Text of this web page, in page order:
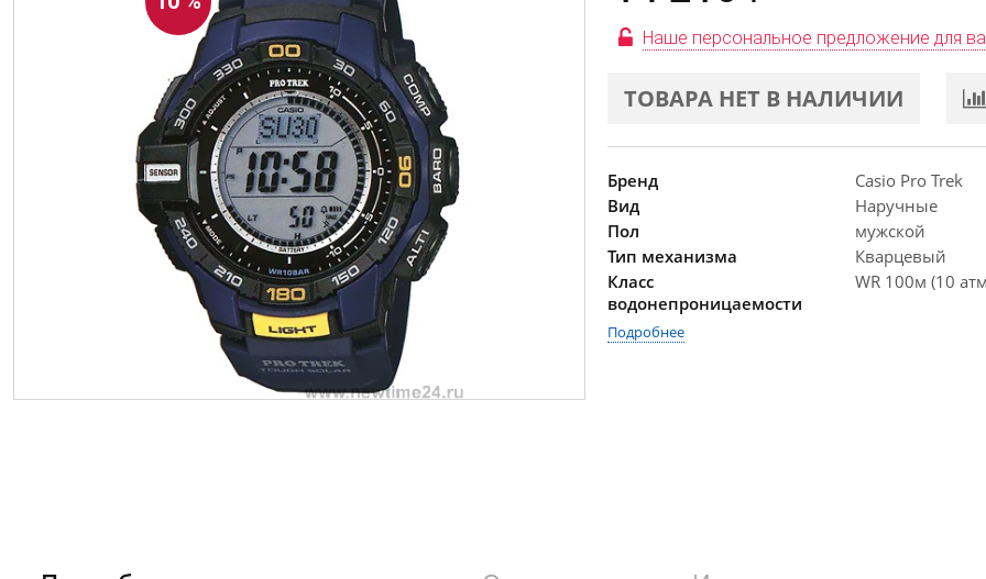
Наше персональное предложение для
ТОВАРА НЕТ В НАЛИЧИИ
Бренд
Casio Pro Trek
Вид
Наручные
Пол
мужской
Тип механизма
Кварцевый
Класс
водонепроницаемости
WR 100м (10
Подробнее